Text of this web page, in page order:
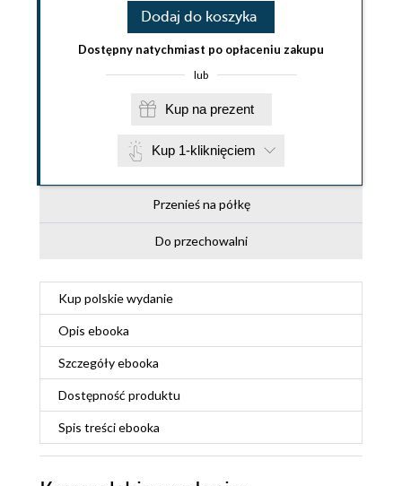
Dodaj do koszyka
Dostępny natychmiast po opłaceniu zakupu
lub
Kup na prezent
Kup 1-kliknięciem
Przenieś na półkę
Do przechowalni
Kup polskie wydanie
Opis ebooka
Szczegółyebooka
Dostępność produktu
Spis treściebooka